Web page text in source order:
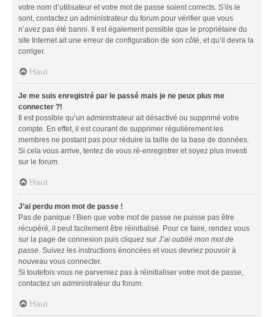
votre nom d’utilisateur et votre mot de passe soient corrects. S’ils le
sont, contactez un administrateur du forum pour vérifier que vous
n’avez pas été banni. Il est également possible que le propriétaire du
site Internet ait une erreur de configuration de son côté, et qu’il devra la
corriger.
Haut
Je me suis enregistré par le passé mais je ne peux plus me
connecter ?!
Il est possible qu’un administrateur ait désactivé ou supprimé votre
compte. En effet, il est courant de supprimer régulièrement les
membres ne postant pas pour réduire la taille de la base de données.
Si cela vous arrive, tentez de vous ré-enregistrer et soyez plus investi
sur le forum.
Haut
J’ai perdu mon mot de passe !
Pas de panique ! Bien que votre mot de passe ne puisse pas être
récupéré, il peut facilement être réinitialisé. Pour ce faire, rendez vous
sur la page de connexion puis cliquez sur J’ai oublié mon mot de
passe. Suivez les instructions énoncées et vous devriez pouvoir à
nouveau vous connecter.
Si toutefois vous ne parveniez pas à réinitialiser votre mot de passe,
contactez un administrateur du forum.
Haut